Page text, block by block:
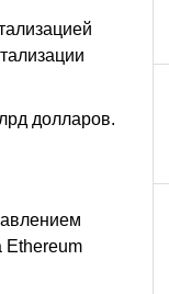
долларов.
Ethereum